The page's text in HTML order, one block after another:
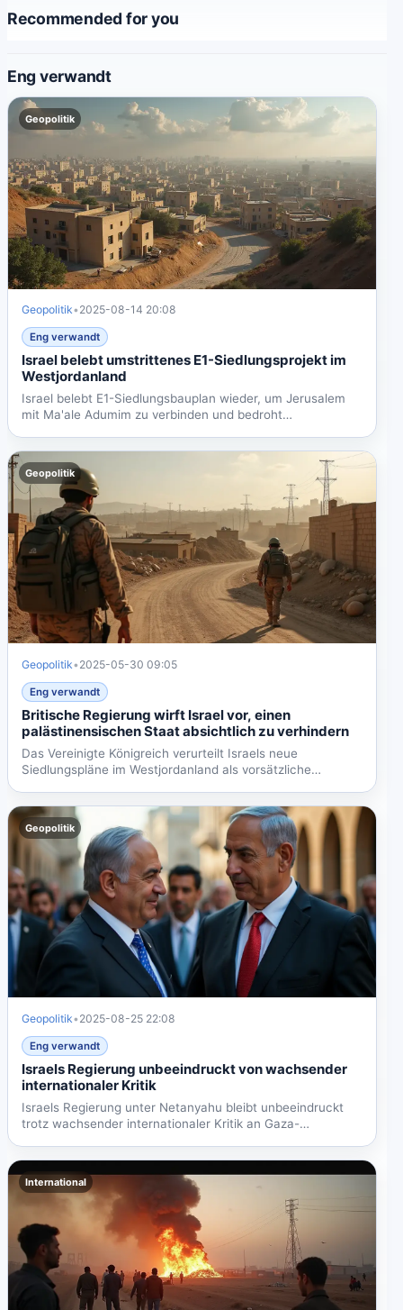
Recommended for you
Eng verwandt
Geopolitik
Geopolitik• 2025-08-14 20:08
Eng verwandt
Israel belebt umstrittenes E1-Siedlungsprojekt im
Westjordanland
Israel belebt E1-Siedlungsbauplan wieder, um Jerusalem
mit Ma'ale Adumim zu verbinden und bedroht
Geopolitik
Geopolitik• 2025-05-30 09:05
Eng verwandt
Britische Regierung wirft Israel vor, einen
palästinensischen Staat absichtlich zu verhindern
Das Vereinigte Königreich verurteilt Israels neue
Siedlungspläne im Westjordanland als vorsätzliche
Geopolitik
Geopolitik• 2025-08-25 22:08
Eng verwandt
Israels Regierung unbeeindruckt von wachsender
internationaler Kritik
Israels Regierung unter Netanyahu bleibt unbeeindruckt
trotz wachsender internationaler Kritik an Gaza-
International